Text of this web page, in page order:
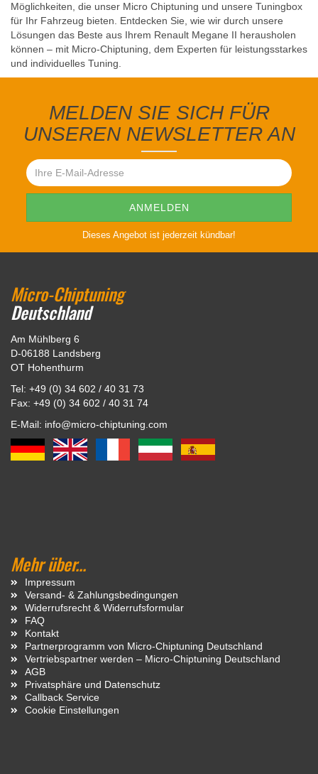
Möglichkeiten, die unser Micro Chiptuning und unsere Tuningbox
für Ihr Fahrzeug bieten. Entdecken Sie, wie wir durch unsere
Lösungen das Beste aus Ihrem Renault Megane II herausholen
können – mit Micro-Chiptuning, dem Experten für leistungsstarkes
und individuelles Tuning.
MELDEN SIE SICH FÜR
UNSEREN NEWSLETTER AN
Dieses Angebot ist jederzeit kündbar!
Micro-Chiptuning
Deutschland
Am Mühlberg 6
D-06188 Landsberg
OT Hohenthurm
Tel: +49 (0) 34 602 / 40 31 73
Fax: +49 (0) 34 602 / 40 31 74
E-Mail: info@micro-chiptuning.com
Mehr über...
Impressum
Versand- & Zahlungsbedingungen
Widerrufsrecht & Widerrufsformular
FAQ
Kontakt
Partnerprogramm von Micro-Chiptuning Deutschland
Vertriebspartner werden – Micro-Chiptuning Deutschland
AGB
Privatsphäre und Datenschutz
Callback Service
Cookie Einstellungen